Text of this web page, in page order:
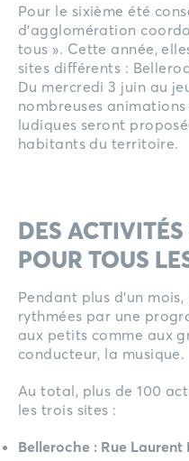
Pour le sixième été
d’agglomération
tous ». Cette année,
sites différents :
Du mercredi 3 juin au
nombreuses
ludiques seront
habitants du territoire.
DES
POUR TOUS
Pendant plus d’un
rythmées par une
aux petits comme aux
conducteur, la musique.
Au total, plus de 100
les trois sites :
Belleroche : Rue